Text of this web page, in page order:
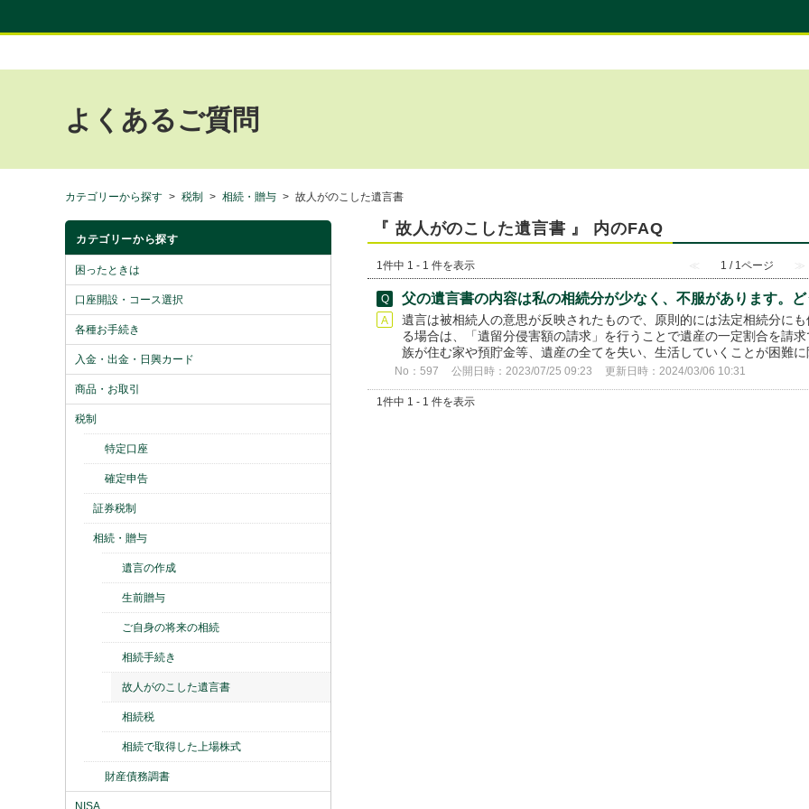
よくあるご質問
カテゴリーから探す > 税制 > 相続・贈与 > 故人がのこした遺言書
カテゴリーから探す
困ったときは
口座開設・コース選択
各種お手続き
入金・出金・日興カード
商品・お取引
税制
特定口座
確定申告
証券税制
相続・贈与
遺言の作成
生前贈与
ご自身の将来の相続
相続手続き
故人がのこした遺言書
相続税
相続で取得した上場株式
財産債務調書
NISA
『 故人がのこした遺言書 』 内のFAQ
1件中 1 - 1 件を表示 ≪ 1 / 1ページ ≫
父の遺言書の内容は私の相続分が少なく、不服があります。ど
遺言は被相続人の意思が反映されたもので、原則的には法定相続分に
る場合は、「遺留分侵害額の請求」を行うことで遺産の一定割合を請
族が住む家や預貯金等、遺産の全てを失い、生活していくことが困難に
No：597 公開日時：2023/07/25 09:23 更新日時：2024/03/06 10:31
1件中 1 - 1 件を表示